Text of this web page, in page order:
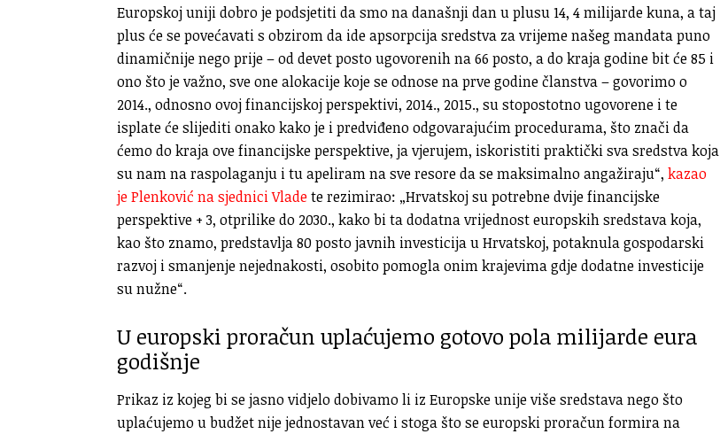
Europskoj uniji dobro je podsjetiti da smo na današnji dan u plusu 14, 4 milijarde kuna, a taj
plus će se povećavati s obzirom da ide apsorpcija sredstva za vrijeme našeg mandata puno
dinamičnije nego prije – od devet posto ugovorenih na 66 posto, a do kraja godine bit će 85 i
ono što je važno, sve one alokacije koje se odnose na prve godine članstva – govorimo o
2014., odnosno ovoj financijskoj perspektivi, 2014., 2015., su stopostotno ugovorene i te
isplate će slijediti onako kako je i predviđeno odgovarajućim procedurama, što znači da
ćemo do kraja ove financijske perspektive, ja vjerujem, iskoristiti praktički sva sredstva koja
su nam na raspolaganju i tu apeliram na sve resore da se maksimalno angažiraju“, kazao
je Plenković na sjednici Vladete rezimirao: „Hrvatskoj su potrebne dvije financijske
perspektive + 3, otprilike do 2030., kako bi ta dodatna vrijednost europskih sredstava koja,
kao što znamo, predstavlja 80 posto javnih investicija u Hrvatskoj, potaknula gospodarski
razvoj i smanjenje nejednakosti, osobito pomogla onim krajevima gdje dodatne investicije
su nužne“.
U europski proračun uplaćujemo gotovo pola milijarde eura
godišnje
Prikaz iz kojeg bi se jasno vidjelo dobivamo li iz Europske unije više sredstava nego što
uplaćujemo u budžet nije jednostavan već i stoga što se europski proračun formira na